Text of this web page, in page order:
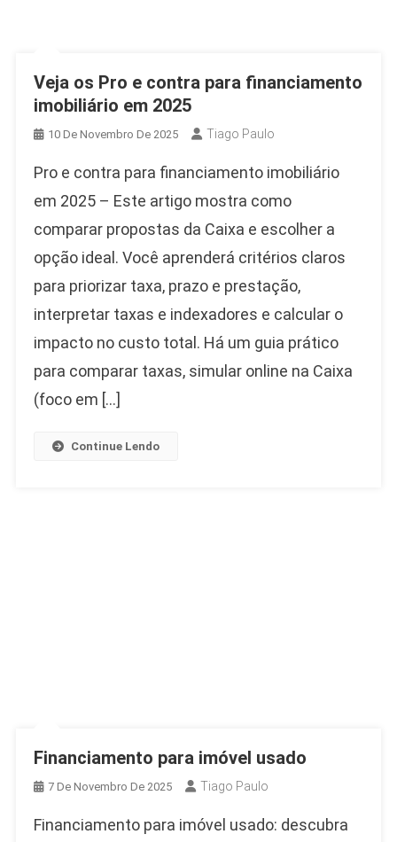
Veja os Pro e contra para financiamento
imobiliário em 2025
10 De Novembro De 2025 Tiago Paulo
Pro e contra para financiamento imobiliário
em 2025 – Este artigo mostra como
comparar propostas da Caixa e escolher a
opção ideal. Você aprenderá critérios claros
para priorizar taxa, prazo e prestação,
interpretar taxas e indexadores e calcular o
impacto no custo total. Há um guia prático
para comparar taxas, simular online na Caixa
(foco em […]
Continue Lendo
Financiamento para imóvel usado
7 De Novembro De 2025 Tiago Paulo
Financiamento para imóvel usado: descubra